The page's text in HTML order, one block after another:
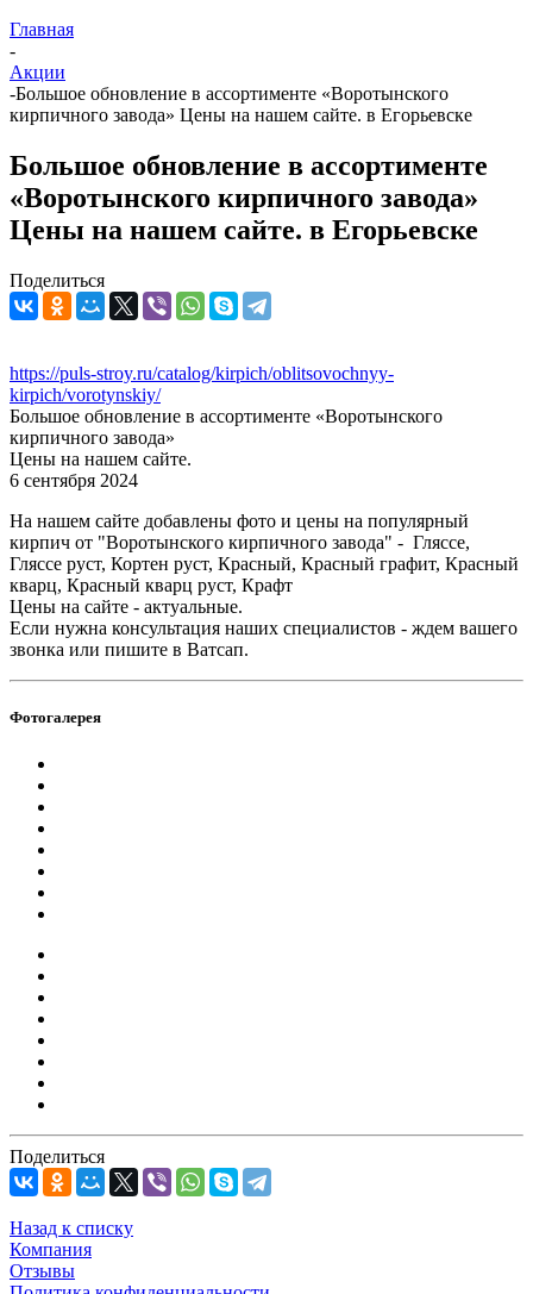
Главная
-
Акции
-Большое обновление в ассортименте «Воротынского
кирпичного завода» Цены на нашем сайте. в Егорьевске
Большое обновление в ассортименте
«Воротынского кирпичного завода»
Цены на нашем сайте. в Егорьевске
Поделиться
https://puls-stroy.ru/catalog/kirpich/oblitsovochnyy-
kirpich/vorotynskiy/
Большое обновление в ассортименте «Воротынского
кирпичного завода»
Цены на нашем сайте.
6 сентября 2024
На нашем сайте добавлены фото и цены на популярный
кирпич от "Воротынского кирпичного завода" - Гляссе,
Гляссе руст, Кортен руст, Красный, Красный графит, Красный
кварц, Красный кварц руст, Крафт
Цены на сайте - актуальные.
Если нужна консультация наших специалистов - ждем вашего
звонка или пишите в Ватсап.
Фотогалерея
Поделиться
Назад к списку
Компания
Отзывы